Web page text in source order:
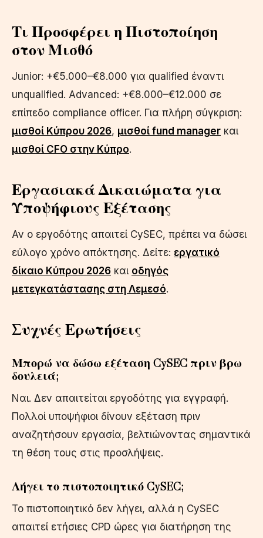
Τι Προσφέρει η Πιστοποίηση
στον Μισθό
Junior: +€5.000–€8.000 για qualified έναντι
unqualified. Advanced: +€8.000–€12.000 σε
επίπεδο compliance officer. Για πλήρη σύγκριση:
μισθοί Κύπρου 2026, μισθοί fund manager και
μισθοί CFO στην Κύπρο.
Εργασιακά Δικαιώματα για
Υποψήφιους Εξέτασης
Αν ο εργοδότης απαιτεί CySEC, πρέπει να δώσει
εύλογο χρόνο απόκτησης. Δείτε: εργατικό
δίκαιο Κύπρου 2026 και οδηγός
μετεγκατάστασης στη Λεμεσό.
Συχνές Ερωτήσεις
Μπορώ να δώσω εξέταση CySEC πριν βρω
δουλειά;
Ναι. Δεν απαιτείται εργοδότης για εγγραφή.
Πολλοί υποψήφιοι δίνουν εξέταση πριν
αναζητήσουν εργασία, βελτιώνοντας σημαντικά
τη θέση τους στις προσλήψεις.
Λήγει το πιστοποιητικό CySEC;
Το πιστοποιητικό δεν λήγει, αλλά η CySEC
απαιτεί ετήσιες CPD ώρες για διατήρηση της